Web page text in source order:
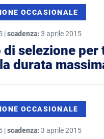
OCCASIONALE
|scadenza:3 aprile 2015
selezione
durata
OCCASIONALE
|scadenza:3 aprile 2015